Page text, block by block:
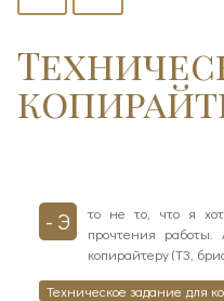
- Э
то не то, что я
прочтения работы.
копирайтеру (ТЗ,
Техническое задание для